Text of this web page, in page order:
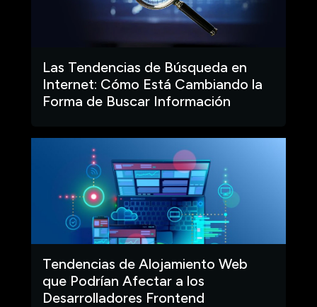
Las Tendencias de Búsqueda en
Internet: Cómo Está Cambiando la
Forma de Buscar Información
Tendencias de Alojamiento Web
que Podrían Afectar a los
Desarrolladores Frontend